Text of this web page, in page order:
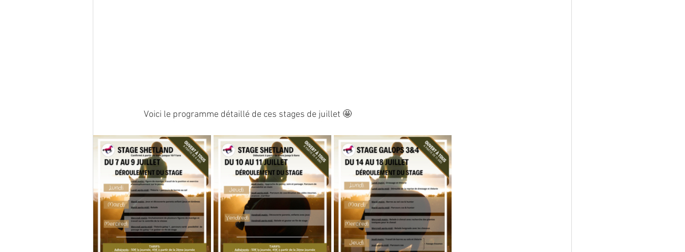
Voici le programme détaillé de ces stages de juillet 🤩